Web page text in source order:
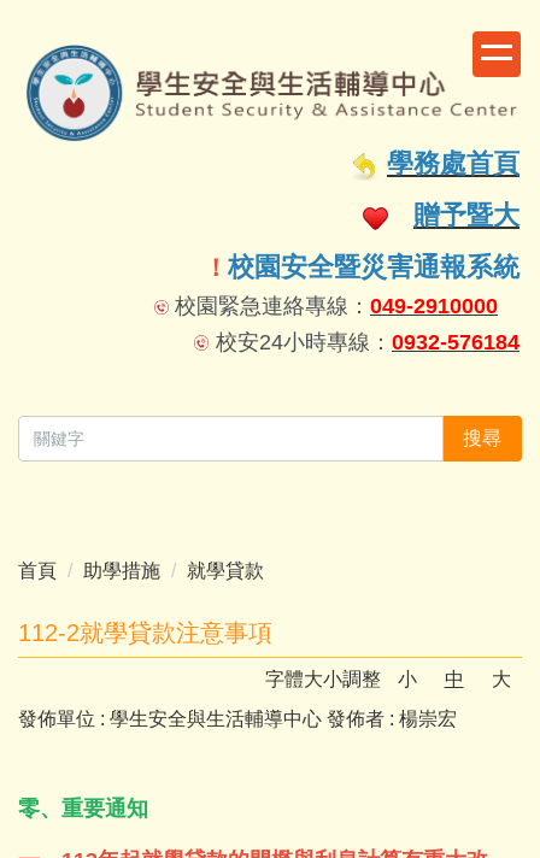
主
要
學務處首頁
贈予暨大
！校園安全暨災害通報系統
校園緊急連絡專線： 049-2910000
校安24小時專線： 0932-576184
搜尋
首頁 助學措施 就學貸款
112-2就學貸款注意事項
字體大小調整 小 中
大
發佈單位 : 學生安全與生活輔導中心 發佈者 : 楊崇宏
零、重要通知